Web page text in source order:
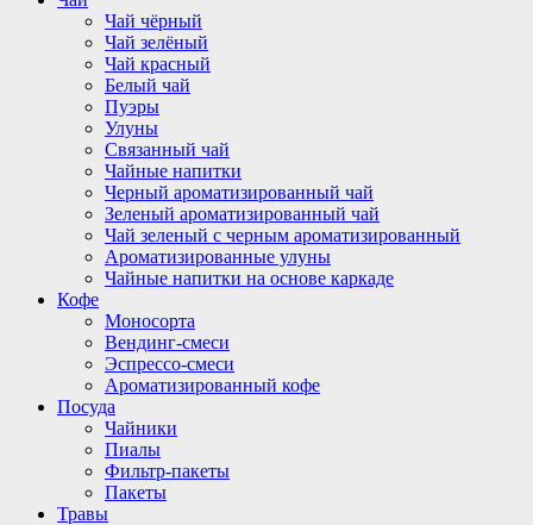
Чай чёрный
Чай зелёный
Чай красный
Белый чай
Пуэры
Улуны
Связанный чай
Чайные напитки
Черный ароматизированный чай
Зеленый ароматизированный чай
Чай зеленый с черным ароматизированный
Ароматизированные улуны
Чайные напитки на основе каркаде
Кофе
Моносорта
Вендинг-смеси
Эспрессо-смеси
Ароматизированный кофе
Посуда
Чайники
Пиалы
Фильтр-пакеты
Пакеты
Травы